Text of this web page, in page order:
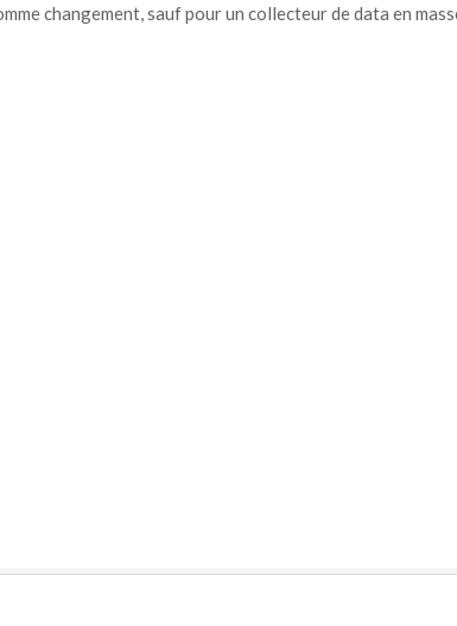
changement, sauf pour un collecteur de data en